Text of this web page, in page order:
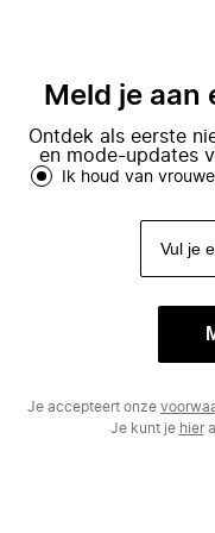
Meld je aan
Ontdek als eerste
en mode-updates
Ik houd van
Je accepteert onze
Je kunt je hier